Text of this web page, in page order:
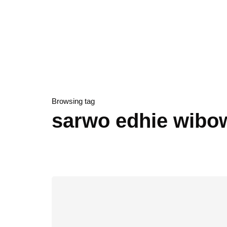
Browsing tag
sarwo edhie